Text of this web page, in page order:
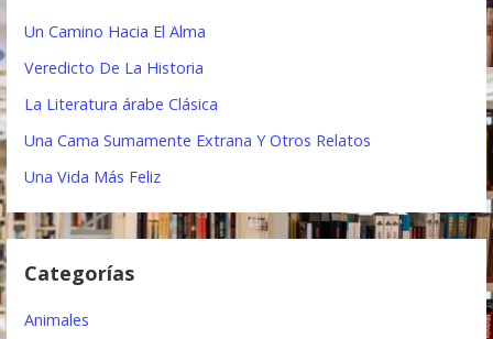
a
ó
d
Un Camino Hacia El Alma
Veredicto De La Historia
La Literatura árabe Clásica
Una Cama Sumamente Extrana Y Otros Relatos
Una Vida Más Feliz
Categorías
Animales